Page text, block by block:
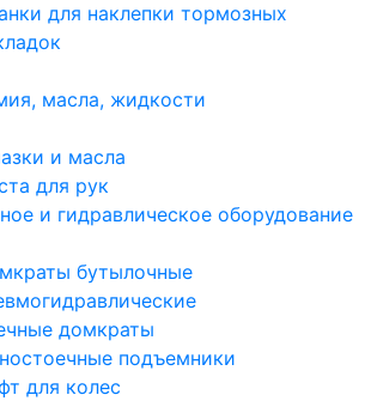
для наклепки тормозных
масла, жидкости
и масла
для рук
и гидравлическое оборудование
бутылочные
домкраты
подъемники
для колес